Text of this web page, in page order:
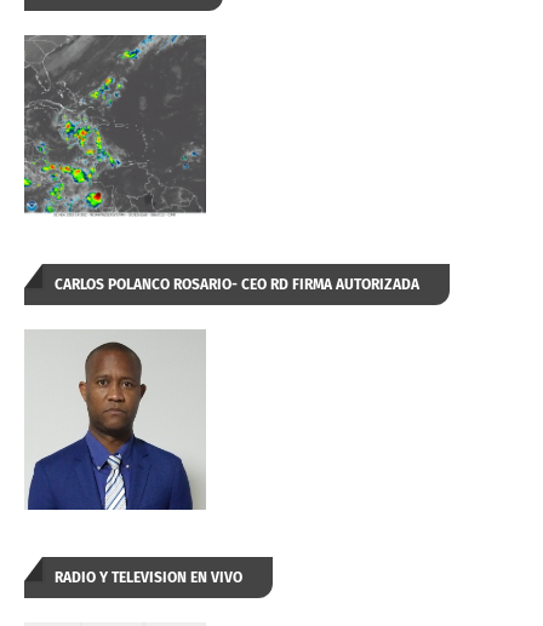
CARLOS POLANCO ROSARIO- CEO RD FIRMA AUTORIZADA
RADIO Y TELEVISION EN VIVO